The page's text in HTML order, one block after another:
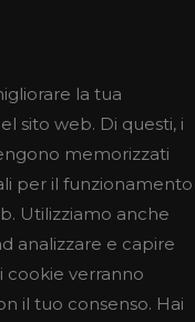
la tua
sito web. Di questi, i
memorizzati
per il funzionamento
Utilizziamo anche
analizzare e capire
cookie verranno
il tuo consenso. Hai